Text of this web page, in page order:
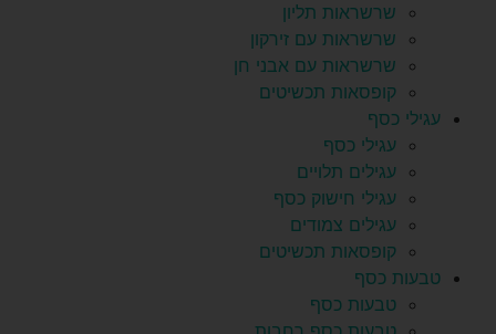
שרשראות תליון
שרשראות עם זירקון
שרשראות עם אבני חן
קופסאות תכשיטים
עגילי כסף
עגילי כסף
עגילים תלויים
עגילי חישוק כסף
עגילים צמודים
קופסאות תכשיטים
טבעות כסף
טבעות כסף